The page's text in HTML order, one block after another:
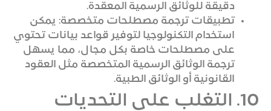
دقيقة للوثائق الرسمية المعقدة.
تطبيقات ترجمة مصطلحات متخصصة: يمكن
استخدام التكنولوجيا لتوفير قواعد بيانات تحتوي
على مصطلحات خاصة بكل مجال، مما يسهل
ترجمة الوثائق الرسمية المتخصصة مثل العقود
القانونية أو الوثائق الطبية.
10. التغلب على التحديات